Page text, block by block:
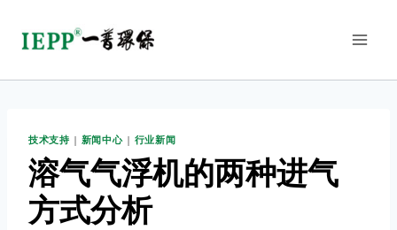
技术支持 | 新闻中心| 行业新闻
溶气气浮机的两种进气
方式分析